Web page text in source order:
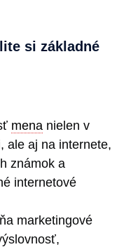
si základné
mena nielen v
ale aj na internete,
známok a
internetové
marketingové